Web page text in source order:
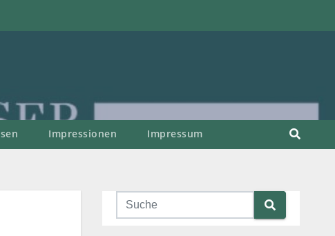
Impressionen Impressum